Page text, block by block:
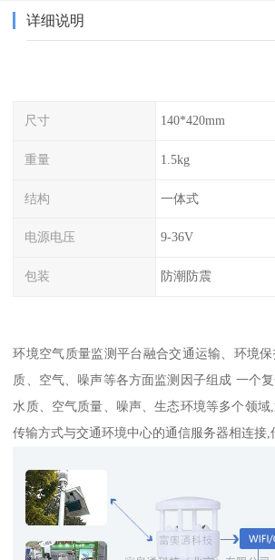
详细说明
尺寸 140*420mm
重量 1.5kg
结构 一体式
电源电压 9-36V
包装 防潮防震
环境空气质量监测平台融合交通运输、环境
质、空气、噪声等各方面监测因子组成 一个
水质、空气质量、噪声、生态环境等多个领
传输方式与交通环境中心的通信服务器相连接,